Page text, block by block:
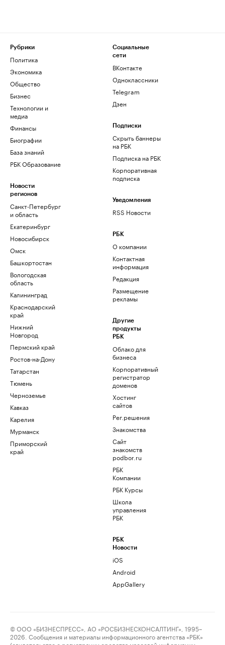
Рубрики
Политика
Экономика
Общество
Бизнес
Технологии и
медиа
Финансы
Биографии
База знаний
РБК Образование
Новости
регионов
Санкт-Петербург
и область
Екатеринбург
Новосибирск
Омск
Башкортостан
Вологодская
область
Калининград
Краснодарский
край
Нижний
Новгород
Пермский край
Ростов-на-Дону
Татарстан
Тюмень
Черноземье
Кавказ
Карелия
Мурманск
Приморский
край
Социальные
сети
ВКонтакте
Одноклассники
Telegram
Дзен
Подписки
Скрыть баннеры
на РБК
Подписка на РБК
Корпоративная
подписка
Уведомления
RSS Новости
РБК
О компании
Контактная
информация
Редакция
Размещение
рекламы
Другие
продукты
РБК
Облако для
бизнеса
Корпоративный
регистратор
доменов
Хостинг
сайтов
Рег.решения
Знакомства
Сайт
знакомств
podbor.ru
РБК
Компании
РБК Курсы
Школа
управления
РБК
РБК
Новости
iOS
Android
AppGallery
© ООО «БИЗНЕСПРЕСС», АО «РОСБИЗНЕСКОНСАЛТИНГ», 1995–
2026. Сообщения и материалы информационного агентства «РБК»